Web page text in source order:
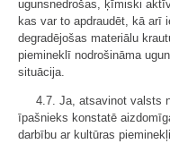
ugunsnedrošas, ķīmiski
kas var to apdraudēt, kā arī
degradējošas materiālu
piemineklī nodrošināma
situācija.
4.7. Ja, atsavinot valsts
īpašnieks konstatē
darbību ar kultūras